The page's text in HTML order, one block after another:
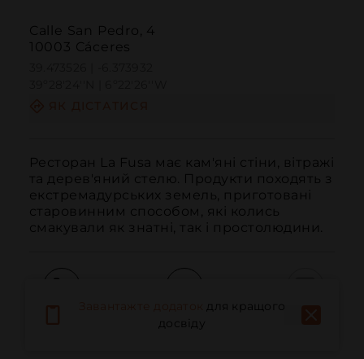
Calle San Pedro, 4
10003 Cáceres
Ресторан La Fusa має кам'яні стіни, вітражі
та дерев'яний стелю. Продукти походять з
екстремадурських земель, приготовані
старовинним способом, які колись
смакували як знатні, так і простолюдини.
Електронна пошта
для кращого
досвіду